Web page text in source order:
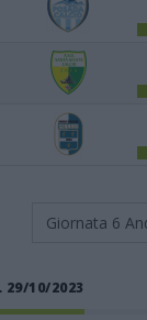
Giornata 6
29/10/2023